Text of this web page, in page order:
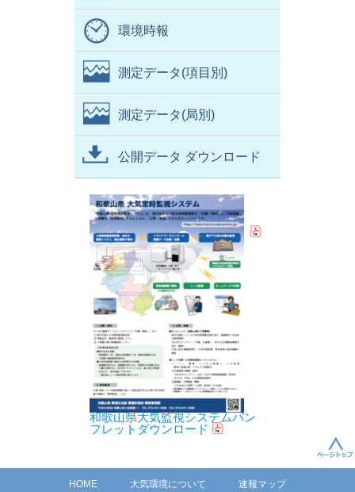
環境時報
測定データ(項目別)
測定データ(局別)
公開データ ダウンロード
和歌山県大気監視システムパン
フレットダウンロード
HOME 大気環境について 速報マップ